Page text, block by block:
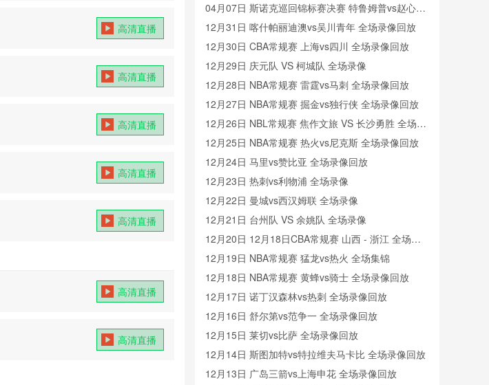
高清直播
高清直播
高清直播
高清直播
高清直播
高清直播
高清直播
04月07日 斯诺克巡回锦标赛决赛 特鲁姆普vs赵心童
全场录像回放
12月31日 喀什帕丽迪澳vs吴川青年 全场录像回放
12月30日 CBA常规赛 上海vs四川 全场录像回放
12月29日 庆元队 VS 柯城队 全场录像
12月28日 NBA常规赛 雷霆vs马刺 全场录像回放
12月27日 NBA常规赛 掘金vs独行侠 全场录像回放
12月26日 NBL常规赛 焦作文旅 VS 长沙勇胜 全场录
像
12月25日 NBA常规赛 热火vs尼克斯 全场录像回放
12月24日 马里vs赞比亚 全场录像回放
12月23日 热刺vs利物浦 全场录像
12月22日 曼城vs西汉姆联 全场录像
12月21日 台州队 VS 余姚队 全场录像
12月20日 12月18日CBA常规赛 山西 - 浙江 全场录
像
12月19日 NBA常规赛 猛龙vs热火 全场集锦
12月18日 NBA常规赛 黄蜂vs骑士 全场录像回放
12月17日 诺丁汉森林vs热刺 全场录像回放
12月16日 舒尔第vs范争一 全场录像回放
12月15日 莱切vs比萨 全场录像回放
12月14日 斯图加特vs特拉维夫马卡比 全场录像回放
12月13日 广岛三箭vs上海申花 全场录像回放